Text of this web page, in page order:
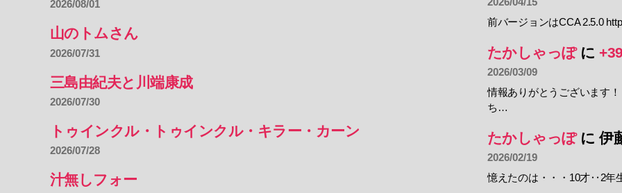
2026/08/01
山のトムさん
2026/07/31
三島由紀夫と川端康成
2026/07/30
トゥインクル・トゥインクル・キラー・カーン
2026/07/28
汁無しフォー
前バージョンはCCA 2.5.0
たかしゃっぽに
2026/03/09
情報ありがとうございます
ち…
たかしゃっぽに伊
2026/02/19
憶えたのは・・・10才‥2年